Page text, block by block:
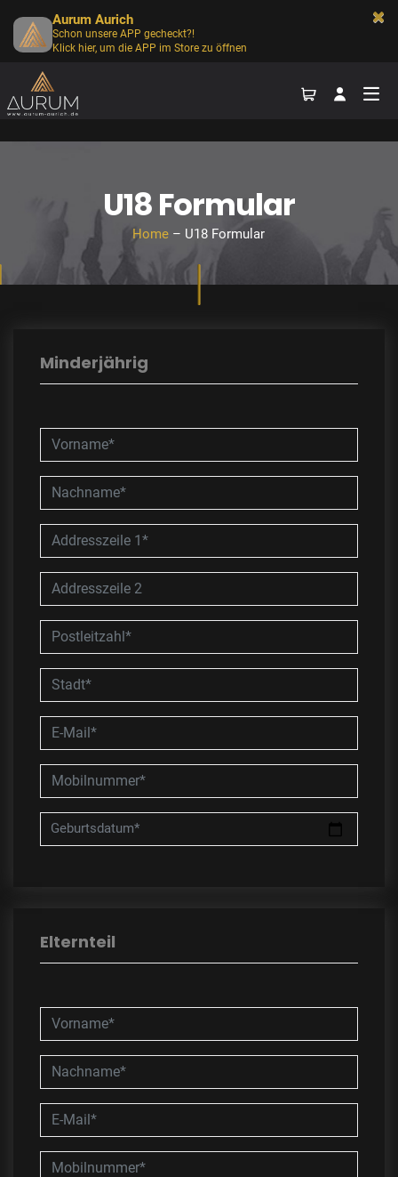
U18 Formular
Home – U18 Formular
Minderjährig
Geburtsdatum*
Elternteil
Aurum Aurich
Schon unsere APP gecheckt?!
Klick hier, um die APP im Store zu öffnen